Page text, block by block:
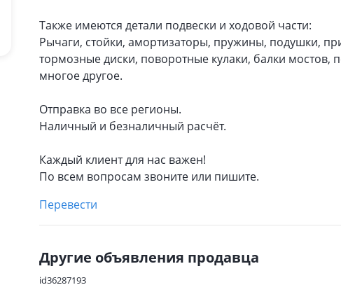
Также имеются детали подвески и ходовой части:
Рычаги, стойки, амортизаторы, пружины, подушки,
тормозные диски, поворотные кулаки, балки мостов,
многое другое.
Отправка во все регионы.
Наличный и безналичный расчёт.
Каждый клиент для нас важен!
По всем вопросам звоните или пишите.
Перевести
Другие объявления продавца
id36287193